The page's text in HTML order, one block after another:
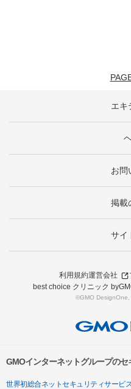
エキ
お問
掲載
サイ
利用規約運営会社
best choice クリニック
©GMO DesignOne,
GMOインターネットグループの
世界初総合ネットセキュリティサービ